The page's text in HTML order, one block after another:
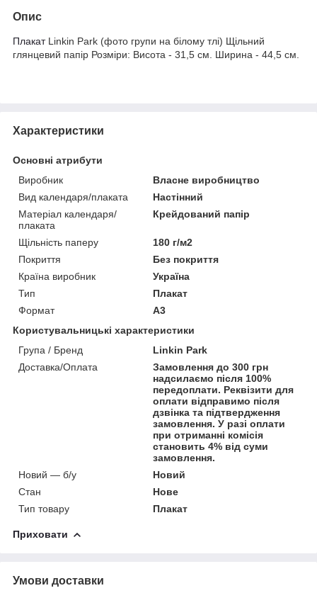
Опис
ПлакатLinkin Park (фото групи на білому тлі) Щільний
глянцевий папір Розміри: Висота - 31,5 см. Ширина - 44,5 см.
Характеристики
Основні атрибути
Виробник
Власне виробництво
Вид календаря/плаката
Настінний
Матеріал календаря/
плаката
Крейдований папір
Щільність паперу
180 г/м2
Покриття
Без покриття
Країна виробник
Україна
Тип
Плакат
Формат
A3
Користувальницькі характеристики
Група / Бренд
Linkin Park
Доставка/Оплата
Замовлення до 300 грн
надсилаємо після 100%
передоплати. Реквізити для
оплати відправимо після
дзвінка та підтвердження
замовлення. У разі оплати
при отриманні комісія
становить 4% від суми
замовлення.
Новий — б/у
Новий
Стан
Нове
Тип товару
Плакат
Приховати
Умови доставки